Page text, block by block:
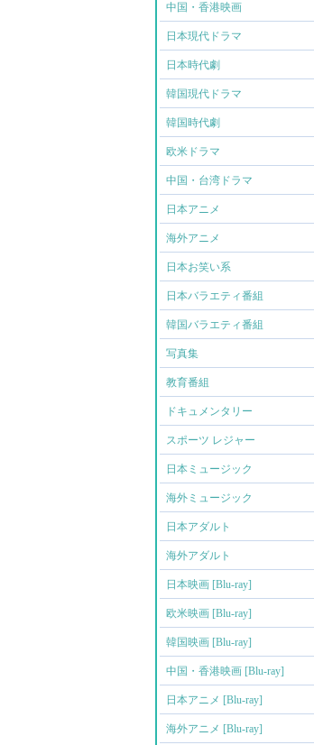
中国・香港映画
日本現代ドラマ
日本時代劇
韓国現代ドラマ
韓国時代劇
欧米ドラマ
中国・台湾ドラマ
日本アニメ
海外アニメ
日本お笑い系
日本バラエティ番組
韓国バラエティ番組
写真集
教育番組
ドキュメンタリー
スポーツ レジャー
日本ミュージック
海外ミュージック
日本アダルト
海外アダルト
日本映画 [Blu-ray]
欧米映画 [Blu-ray]
韓国映画 [Blu-ray]
中国・香港映画 [Blu-ray]
日本アニメ [Blu-ray]
海外アニメ [Blu-ray]